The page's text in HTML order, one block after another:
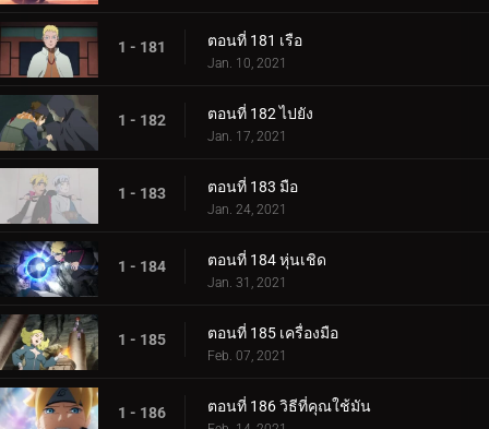
1 - 181 ตอนที่ 181 เรือ
Jan. 10, 2021
1 - 182 ตอนที่ 182 ไปยัง
Jan. 17, 2021
1 - 183 ตอนที่ 183 มือ
Jan. 24, 2021
1 - 184 ตอนที่ 184 หุ่นเชิด
Jan. 31, 2021
1 - 185 ตอนที่ 185 เครื่องมือ
Feb. 07, 2021
1 - 186 ตอนที่ 186 วิธีที่คุณใช้มัน